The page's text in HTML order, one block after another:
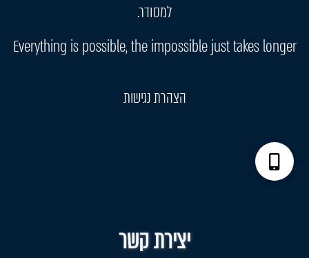
למסודר.
Everything is possible, the impossible just takes longer
הצהרת נגישות
יצירת קשר